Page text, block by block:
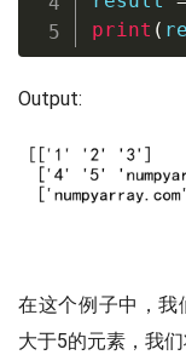
print (
Output:
在这个例子中，我
大于5的元素，我们